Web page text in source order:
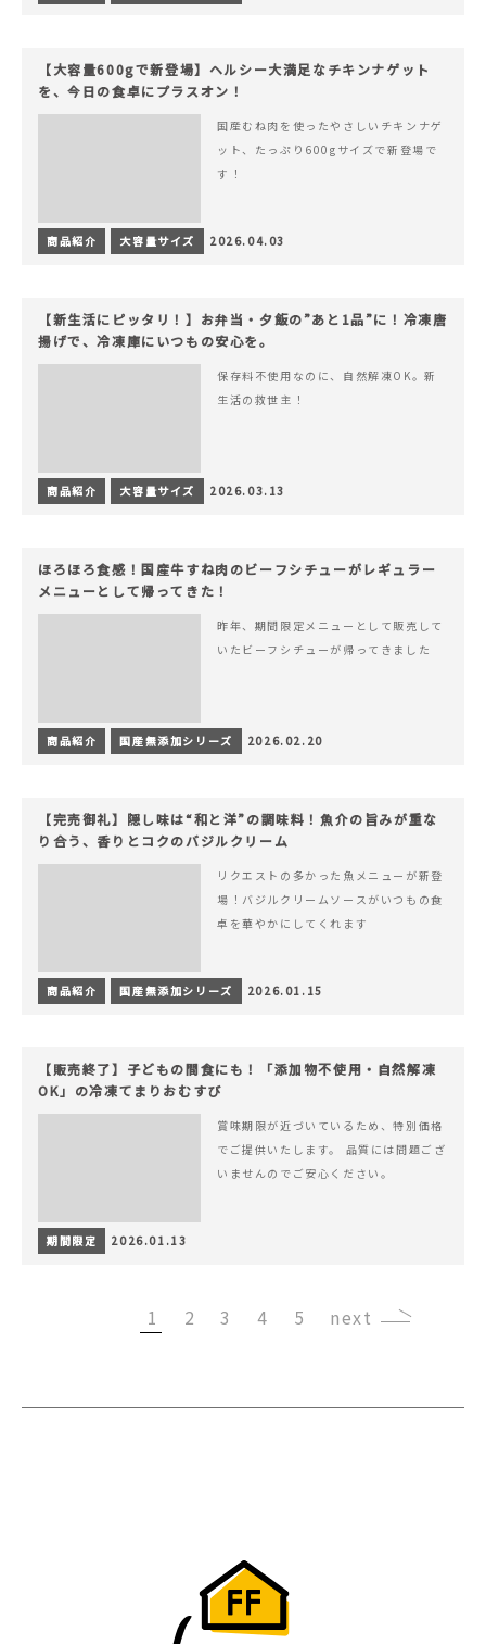
【大容量600gで新登場】ヘルシー大満足なチキンナゲット
を、今日の食卓にプラスオン！
国産むね肉を使ったやさしいチキンナゲ
ット、たっぷり600gサイズで新登場で
す！
商品紹介 大容量サイズ 2026.04.03
【新生活にピッタリ！】お弁当・夕飯の”あと1品”に！冷凍唐
揚げで、冷凍庫にいつもの安心を。
保存料不使用なのに、自然解凍OK。新
生活の救世主！
商品紹介 大容量サイズ 2026.03.13
ほろほろ食感！国産牛すね肉のビーフシチューがレギュラー
メニューとして帰ってきた！
昨年、期間限定メニューとして販売して
いたビーフシチューが帰ってきました
商品紹介 国産無添加シリーズ 2026.02.20
【完売御礼】隠し味は“和と洋”の調味料！魚介の旨みが重な
り合う、香りとコクのバジルクリーム
リクエストの多かった魚メニューが新登
場！バジルクリームソースがいつもの食
卓を華やかにしてくれます
商品紹介 国産無添加シリーズ 2026.01.15
【販売終了】子どもの間食にも！「添加物不使用・自然解凍
OK」の冷凍てまりおむすび
賞味期限が近づいているため、特別価格
でご提供いたします。 品質には問題ござ
いませんのでご安心ください。
期間限定 2026.01.13
1 2 3 4 5 ›